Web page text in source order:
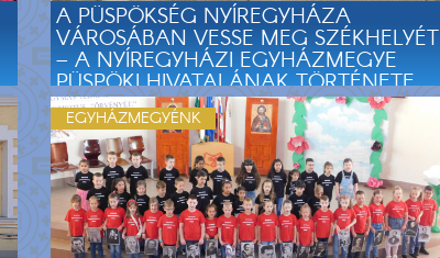
A PÜSPÖKSÉG NYÍREGYHÁZA
VÁROSÁBAN VESSE MEG SZÉKHELYÉT
– A NYÍREGYHÁZI EGYHÁZMEGYE
PÜSPÖKI HIVATALÁNAK TÖRTÉNETE
KORHŰ DOKUMENTUMOK TÜKRÉBEN
VI.EGYHÁZMEGYÉNK